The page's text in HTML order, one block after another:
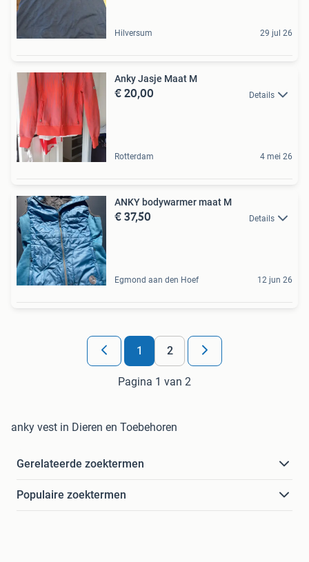
Hilversum 29 jul 26
Anky Jasje Maat M
€ 20,00 Details
Rotterdam 4 mei 26
ANKY bodywarmer maat M
€ 37,50 Details
Egmond aan den Hoef 12 jun 26
1 2
Pagina 1 van 2
anky vest in Dieren en Toebehoren
Gerelateerde zoektermen
Populaire zoektermen